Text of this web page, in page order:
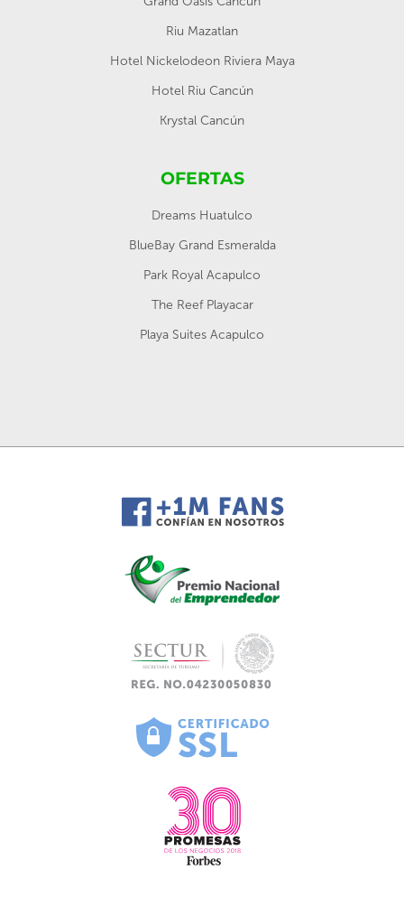
Riu Mazatlan
Hotel Nickelodeon Riviera Maya
Hotel Riu Cancún
Krystal Cancún
OFERTAS
Dreams Huatulco
BlueBay Grand Esmeralda
Park Royal Acapulco
The Reef Playacar
Playa Suites Acapulco